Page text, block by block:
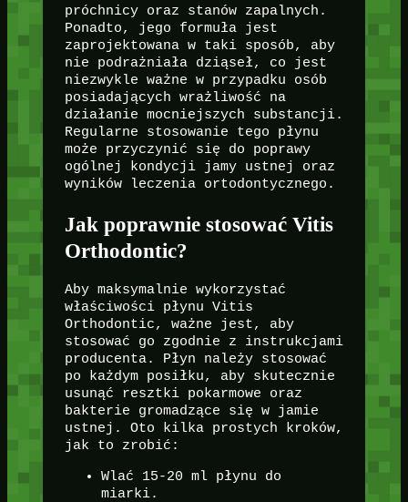
próchnicy oraz stanów zapalnych.
Ponadto, jego formuła jest
zaprojektowana w taki sposób, aby
nie podrażniała dziąseł, co jest
niezwykle ważne w przypadku osób
posiadających wrażliwość na
działanie mocniejszych substancji.
Regularne stosowanie tego płynu
może przyczynić się do poprawy
ogólnej kondycji jamy ustnej oraz
wyników leczenia ortodontycznego.
Jak poprawnie stosować Vitis
Orthodontic?
Aby maksymalnie wykorzystać
właściwości płynu Vitis
Orthodontic, ważne jest, aby
stosować go zgodnie z instrukcjami
producenta. Płyn należy stosować
po każdym posiłku, aby skutecznie
usunąć resztki pokarmowe oraz
bakterie gromadzące się w jamie
ustnej. Oto kilka prostych kroków,
jak to zrobić:
Wlać 15-20 ml płynu do
miarki.